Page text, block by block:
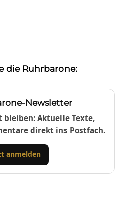
die Ruhrbarone:
Newsletter
Aktuelle Texte,
direkt ins Postfach.
anmelden